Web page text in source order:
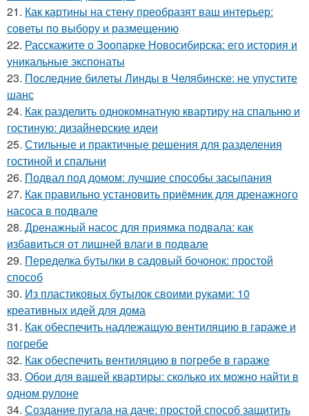
21. Как картины на стену преобразят ваш интерьер:
советы по выбору и размещению
22. Расскажите о Зоопарке Новосибирска: его история и
уникальные экспонаты
23. Последние билеты Линды в Челябинске: не упустите
шанс
24. Как разделить однокомнатную квартиру на спальню и
гостиную: дизайнерские идеи
25. Стильные и практичные решения для разделения
гостиной и спальни
26. Подвал под домом: лучшие способы засыпания
27. Как правильно установить приёмник для дренажного
насоса в подвале
28. Дренажный насос для приямка подвала: как
избавиться от лишней влаги в подвале
29. Переделка бутылки в садовый бочонок: простой
способ
30. Из пластиковых бутылок своими руками: 10
креативных идей для дома
31. Как обеспечить надлежащую вентиляцию в гараже и
погребе
32. Как обеспечить вентиляцию в погребе в гараже
33. Обои для вашей квартиры: сколько их можно найти в
одном рулоне
34. Создание пугала на даче: простой способ защитить